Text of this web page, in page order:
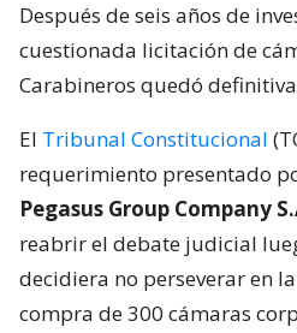
Después de seis años de
cuestionada licitación de
Carabineros quedó
El Tribunal Constitucional
requerimiento presentado
Pegasus Group Company
reabrir el debate judicial
decidiera no perseverar en
compra de 300 cámaras